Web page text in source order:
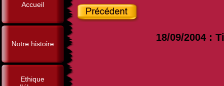
Accueil
Notre histoire
Ethique
18/09/2004 :